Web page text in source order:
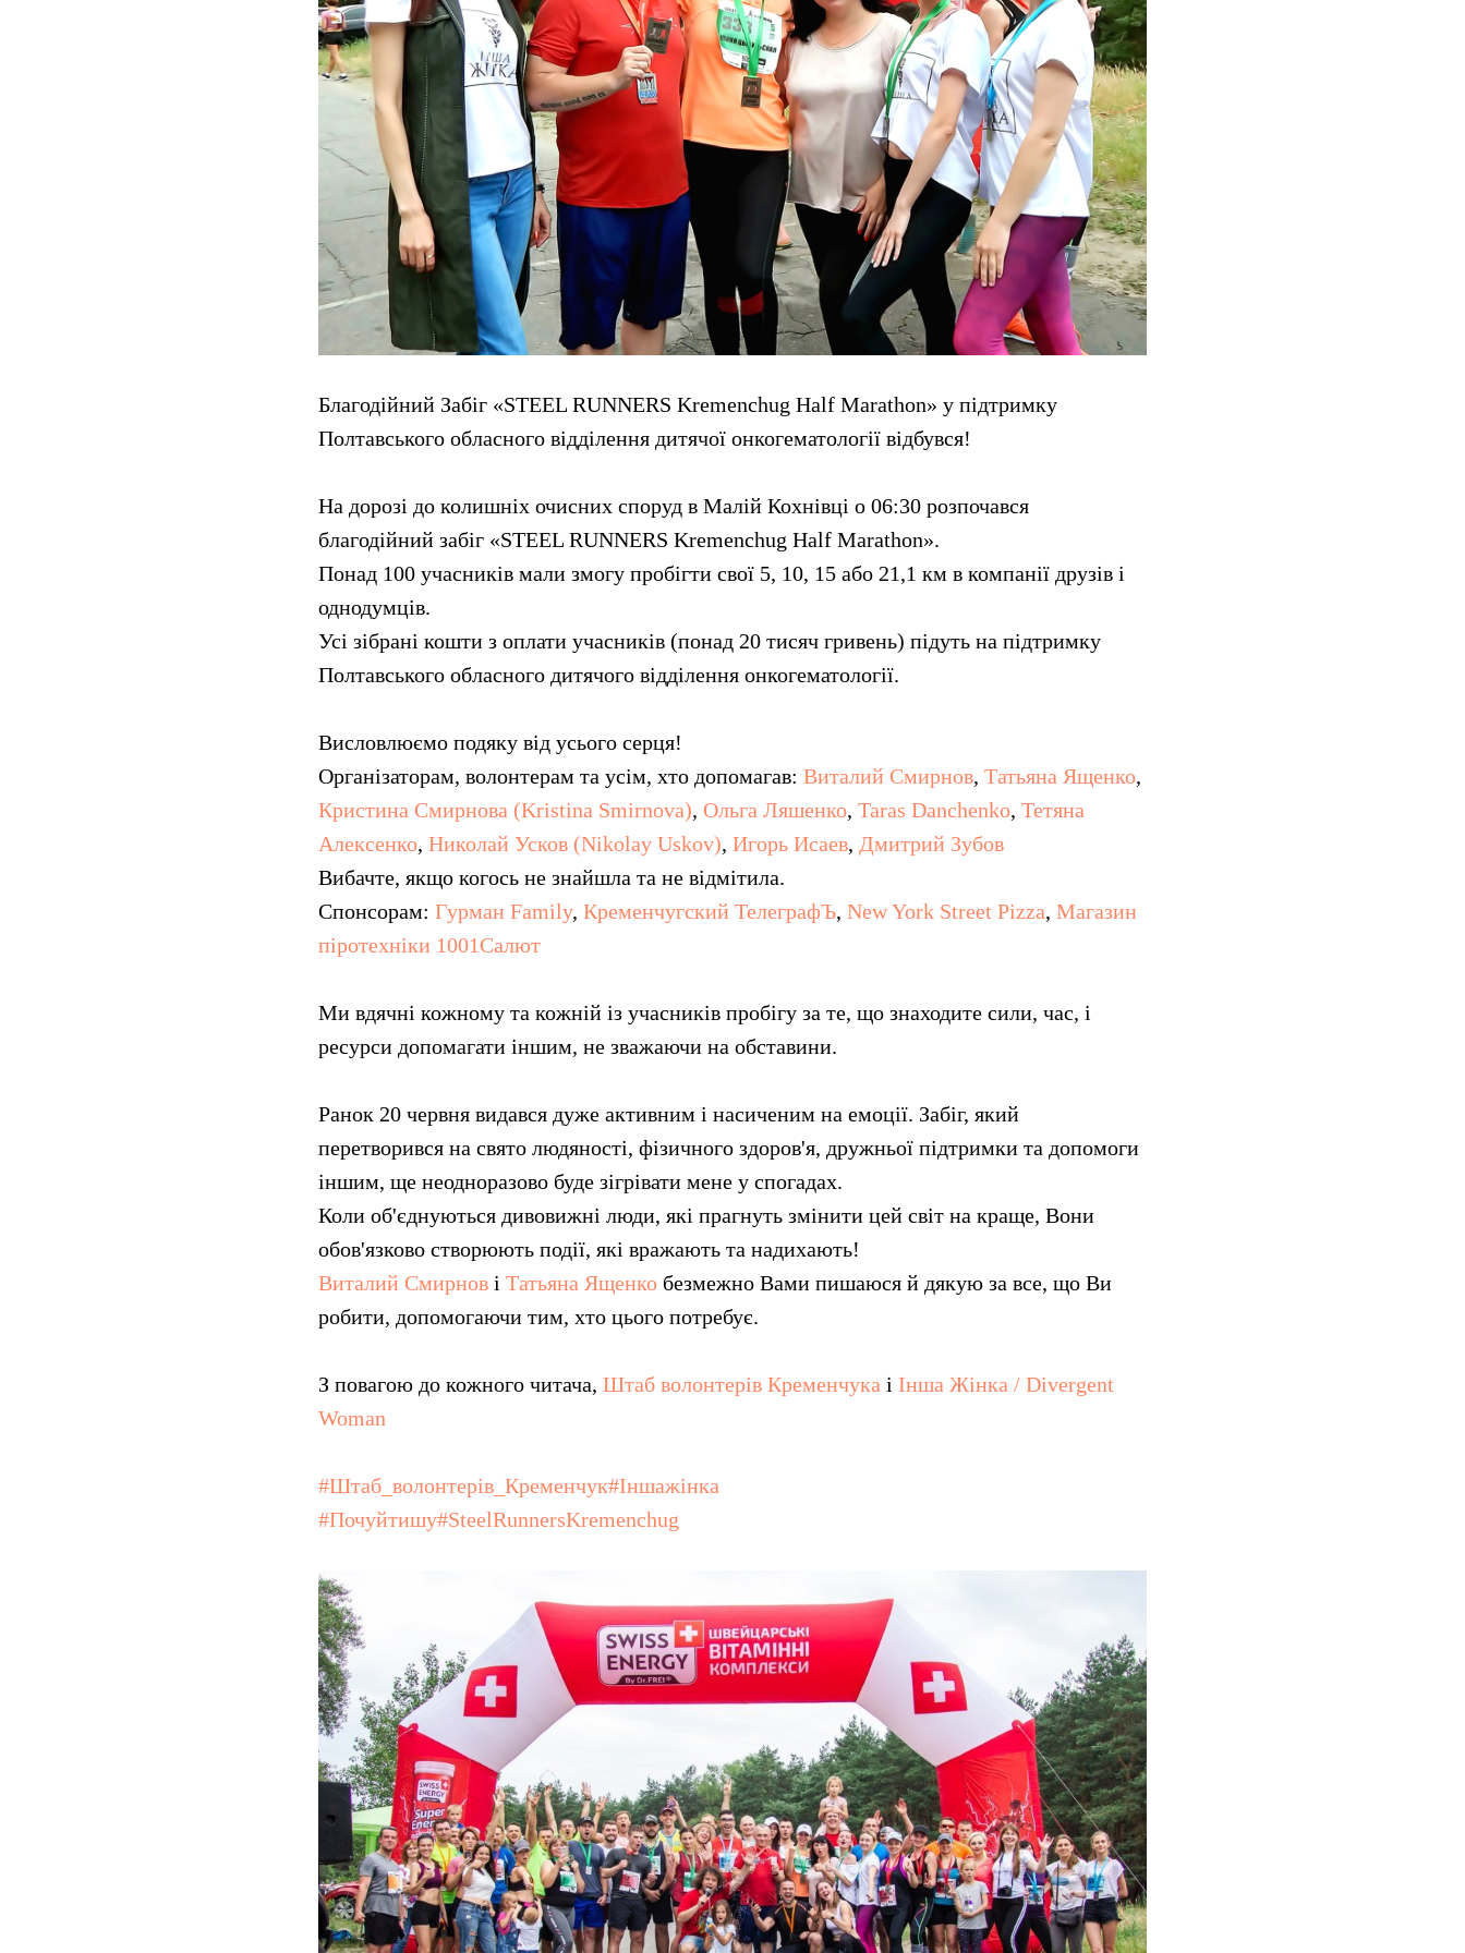
Благодійний Забіг «STEEL RUNNERS Kremenchug Half Marathon» у підтримку
Полтавського обласного відділення дитячої онкогематології відбувся!
На дорозі до колишніх очисних споруд в Малій Кохнівці о 06:30 розпочався
благодійний забіг «STEEL RUNNERS Kremenchug Half Marathon».
Понад 100 учасників мали змогу пробігти свої 5, 10, 15 або 21,1 км в компанії друзів і
однодумців.
Усі зібрані кошти з оплати учасників (понад 20 тисяч гривень) підуть на підтримку
Полтавського обласного дитячого відділення онкогематології.
Висловлюємо подяку від усього серця!
Організаторам, волонтерам та усім, хто допомагав: Виталий Смирнов, Татьяна Ященко,
Кристина Смирнова (Kristina Smirnova), Ольга Ляшенко, Taras Danchenko, Тетяна
Алексенко, Николай Усков (Nikolay Uskov), Игорь Исаев, Дмитрий Зубов
Вибачте, якщо когось не знайшла та не відмітила.
Спонсорам: Гурман Family, Кременчугский ТелеграфЪ, New York Street Pizza, Магазин
піротехніки 1001Салют
Ми вдячні кожному та кожній із учасників пробігу за те, що знаходите сили, час, і
ресурси допомагати іншим, не зважаючи на обставини.
Ранок 20 червня видався дуже активним і насиченим на емоції. Забіг, який
перетворився на свято людяності, фізичного здоров'я, дружньої підтримки та допомоги
іншим, ще неодноразово буде зігрівати мене у спогадах.
Коли об'єднуються дивовижні люди, які прагнуть змінити цей світ на краще, Вони
обов'язково створюють події, які вражають та надихають!
Виталий Смирнов і Татьяна Ященко безмежно Вами пишаюся й дякую за все, що Ви
робити, допомогаючи тим, хто цього потребує.
З повагою до кожного читача, Штаб волонтерів Кременчука і Інша Жінка / Divergent
Woman
#Штаб_волонтерів_Кременчук#Іншажінка
#Почуйтишу#SteelRunnersKremenchug